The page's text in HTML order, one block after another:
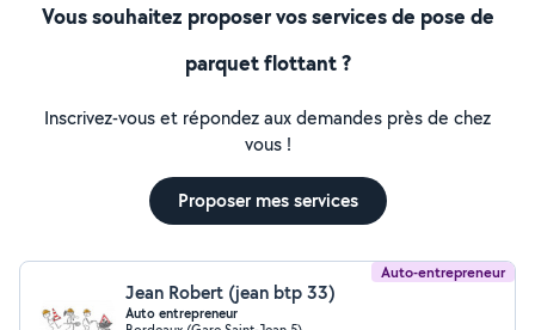
Vous souhaitez proposer vos services de pose de
parquet flottant ?
Inscrivez-vous et répondez aux demandes près de chez
vous !
Proposer mes services
Auto-entrepreneur
Jean Robert (jean btp 33)
Auto entrepreneur